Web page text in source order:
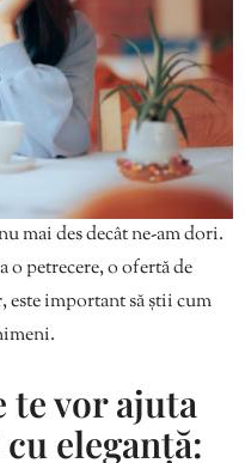
mai des decât ne-am dori.
o petrecere, o ofertă de
este important să știi cum
te vor ajuta
eleganță: